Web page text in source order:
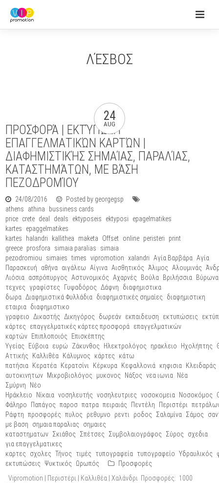
ΛΈΣΒΟΣ
24
AUG
ΠΡΟΣΦΟΡΆ | ΕΚΤΎΠΩΣΗ
ΕΠΑΓΓΕΛΜΑΤΙΚΏΝ ΚΑΡΤΏΝ |
ΔΙΑΦΗΜΙΣΤΙΚΉΣ ΣΗΜΑΊΑΣ, ΠΑΡΑΛΊΑΣ,
ΚΑΤΑΣΤΗΜΆΤΩΝ, ΜΕ ΒΆΣΗ
ΠΕΖΟΔΡΟΜΊΟΥ
24/08/2016
Posted by georgegsp
athens
athina
bussiness cards
price crete deal deals ektyposeis ektyposi
epagelmatikes
kartes
epaggelmatikes
kartes
halandri kallithea maketa Offset online peristeri
print
greece prosfora simaia paralias
simaia
pezodromiou
simaies times vipromotion xalandri Αγία Βαρβάρα Αγία
Παρασκευή
αθήνα αιγάλεω Αίγινα Αισθητικός Άλιμος Αλουμινάς
Λιόσια
ασπρόπυργος Αστυνομικός Αχαρνές Βούλα Βριλήσσια
τεχνες
γραφίστες Γυψαδόρος Δάφνη
διαφημιστικα
δωρα Διαφημιστικά Φυλλάδια διαφημιστικές σημαίες
διαφημιστικη
εταιρια
διαφημιστικο
γραφειο Δικαστής Δικηγόρος δωρεάν εκπαιδευση εκτυπώσεις
κάρτες
επαγγελματικές κάρτες προσφορά
επαγγελματικών
καρτών
Επιπλοποιός
Επισκέπτης
Υγείας
Εύβοια ευρώ Ζάκυνθος Ηλεκτρολόγος ηρακλειο Ηχολήπτης
Αττικής
Καλλιθέα Κάλυμνος κάρτες
κάτω
πατήσια
Κερατέα Κερατσίνι Κέρκυρα Κεφαλλονιά κηφισια
Κλειδαράς
αυτοκινητων
Μικροβιολόγος μυκονος Νάξος νεα ιωνια
Νέα
Σμύρνη
Νέο
Ηράκλειο
Νίκαια νοσηλευτής νοσηλευτριες νοσοκομεια Νοσοκόμος
Φάληρο
Παπάγος παροσ πατρα πειραιάς Πεντέλη Περιστέρι
Ράφτη προσφορές πυλος ρεθυμνο ρεντι ροδος Σαλαμίνα Σάμος
με βαση
σημαια παραλιας
σημαιες
καταστηματων Σκιάθος Σπέτσες Συμβολαιογράφος Σύρος
σχεδια
για επαγγελματικες
καρτες
σχολες Τήνος τιμές τυπογραφεία τυπογραφείο Υδραυλικός
εκτυπώσεις
Ψυκτικός Ωρωπός
Προσφορές
Vipromotion | Περιστέρι | Καλλιθέα | Χαλάνδρι Προσφορές: 1000